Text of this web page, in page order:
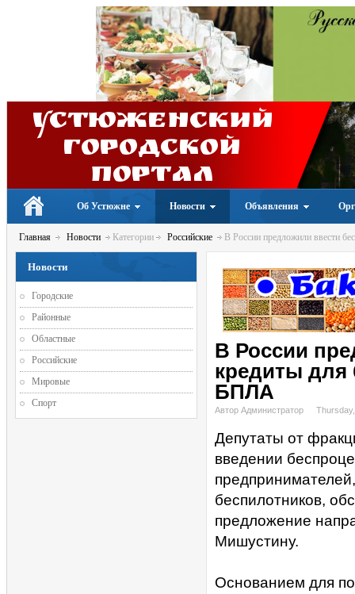
Устюженский
Городской
портал
Об Устюжне Новости Объявления
Главная Новости Категории Российские В России предложили ввести
В России
кредиты для
БПЛА
Автор Администратор
Депутаты от
введении
беспилотников,
предложение
Мишустину.
Основанием для
Новости
Городские
Районные
Областные
Российские
Мировые
Спорт